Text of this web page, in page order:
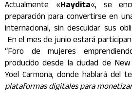
Actualmente «Haydita«, se
preparación para convertirse en
internacional, sin descuidar sus
En el mes de junio estará
“Foro de mujeres
producido desde la ciudad de
Yoel Carmona, donde hablará del
plataformas digitales para